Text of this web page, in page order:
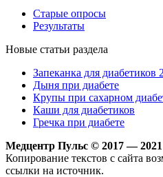
Старые опросы
Результаты
Новые статьи раздела
Запеканка для диабетиков
Дыня при диабете
Крупы при сахарном
Каши для диабетиков
Гречка при диабете
Медцентр Пульс © 2017 — 2021
Копирование текстов с сайта
ссылки на источник.